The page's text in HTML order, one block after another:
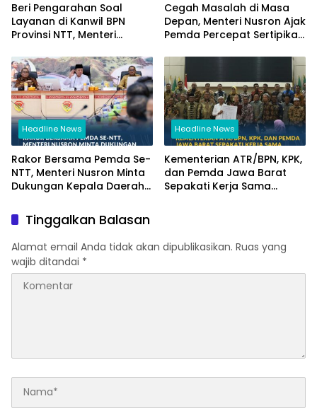
Beri Pengarahan Soal
Layanan di Kanwil BPN
Provinsi NTT, Menteri
Pandang Masyarakat
Cegah Masalah di Masa
Depan, Menteri Nusron Ajak
Pemda Percepat Sertipikasi
NTT
Headline News
Rakor Bersama Pemda Se-
NTT, Menteri Nusron Minta
Dukungan Kepala Daerah
Layanan Pertanahan
Headline News
Kementerian ATR/BPN, KPK,
dan Pemda Jawa Barat
Sepakati Kerja Sama
Tinggalkan Balasan
Alamat email Anda tidak akan dipublikasikan. Ruas yang
wajib ditandai *